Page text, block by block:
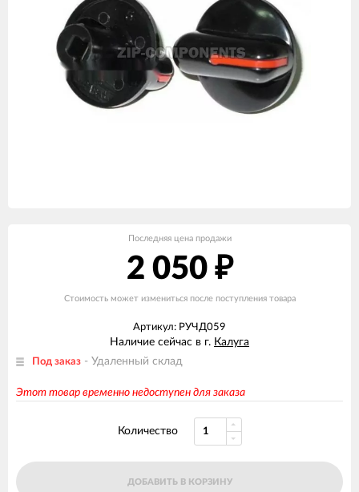
Последняя цена продажи
2 050 ₽
Стоимость может измениться после поступления товара
Артикул: РУЧД059
Наличие сейчас в г. Калуга
Под заказ - Удаленный склад
Этот товар временно недоступен для заказа
Количество
ДОБАВИТЬ В КОРЗИНУ